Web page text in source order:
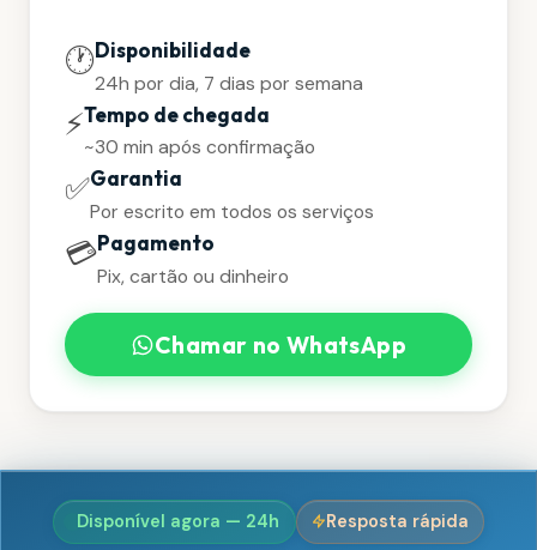
🕐Disponibilidade
24h por dia, 7 dias por semana
⚡Tempo de chegada
~30 min após confirmação
✅Garantia
Por escrito em todos os serviços
💳Pagamento
Pix, cartão ou dinheiro
Chamar no WhatsApp
Disponível agora — 24h Resposta rápida